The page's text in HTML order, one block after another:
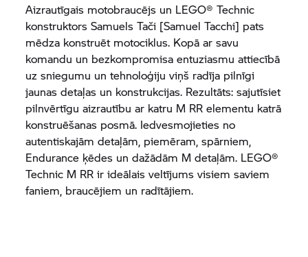
Aizrautīgais motobraucējs un LEGO® Technic
konstruktors Samuels Tači [Samuel Tacchi] pats
mēdza konstruēt motociklus. Kopā ar savu
komandu un bezkompromisa entuziasmu attiecībā
uz sniegumu un tehnoloģiju viņš radīja pilnīgi
jaunas detaļas un konstrukcijas. Rezultāts: sajutīsiet
pilnvērtīgu aizrautību ar katru M RR elementu katrā
konstruēšanas posmā. Iedvesmojieties no
autentiskajām detaļām, piemēram, spārniem,
Endurance ķēdes un dažādām M detaļām. LEGO®
Technic M RR ir ideālais veltījums visiem saviem
faniem, braucējiem un radītājiem.